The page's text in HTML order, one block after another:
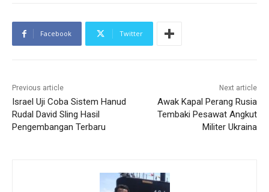
Facebook Twitter
Previous article
Israel Uji Coba Sistem Hanud
Rudal David Sling Hasil
Pengembangan Terbaru
Next article
Awak Kapal Perang Rusia
Tembaki Pesawat Angkut
Militer Ukraina